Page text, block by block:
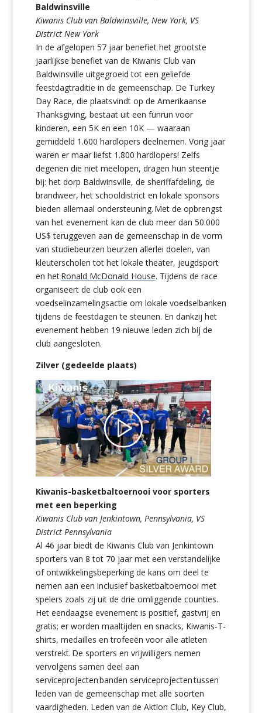
Baldwinsville
Kiwanis Club van Baldwinsville, New York, VS
District New York
In de afgelopen 57 jaar benefiet het grootste
jaarlijkse benefiet van de Kiwanis Club van
Baldwinsville uitgegroeid tot een geliefde
feestdagtraditie in de gemeenschap. De Turkey
Day Race, die plaatsvindt op de Amerikaanse
Thanksgiving, bestaat uit een funrun voor
kinderen, een 5K en een 10K — waaraan
gemiddeld 1.600 hardlopers deelnemen. Vorig jaar
waren er maar liefst 1.800 hardlopers! Zelfs
degenen die niet meelopen, dragen hun steentje
bij: het dorp Baldwinsville, de sheriffafdeling, de
brandweer, het schooldistrict en lokale sponsors
bieden allemaal ondersteuning. Met de opbrengst
van het evenement kan de club meer dan 50.000
US$ teruggeven aan de gemeenschap in de vorm
van studiebeurzen beurzen allerlei doelen, van
kleuterscholen tot het lokale theater, jeugdsport
en hetRonald McDonald House. Tijdens de race
organiseert de club ook een
voedselinzamelingsactie om lokale voedselbanken
tijdens de feestdagen te steunen. En dankzij het
evenement hebben 19 nieuwe leden zich bij de
club aangesloten.
Zilver (gedeelde plaats)
Kiwanis-basketbaltoernooi voor sporters
met een beperking
Kiwanis Club van Jenkintown, Pennsylvania, VS
District Pennsylvania
Al 46 jaar biedt de Kiwanis Club van Jenkintown
sporters van 8 tot 70 jaar met een verstandelijke
of ontwikkelingsbeperking de kans om deel te
nemen aan een inclusief basketbaltoernooi met
spelers zoals zij uit de drie omliggende counties.
Het eendaagse evenement is positief, gastvrij en
gratis; er worden maaltijden en snacks, Kiwanis-T-
shirts, medailles en trofeeën voor alle atleten
verstrekt. De sporters en vrijwilligers nemen
vervolgens samen deel aan
serviceprojecten banden serviceprojecten tussen
leden van de gemeenschap met alle soorten
vaardigheden. Leden van de Aktion Club, Key Club,